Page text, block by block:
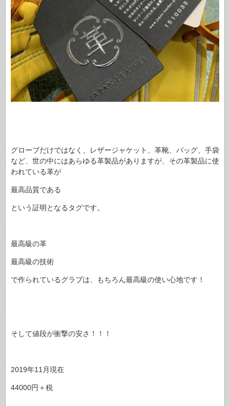
グローブだけではなく、レザージャケット、革靴、バッグ、手袋
など、世の中にはあらゆる革製品がありますが、その革製品に使
われている革が
最高品質である
という証明となるタグです。
最高級の革
最高級の技術
で作られているグラブは、もちろん最高級の使い心地です！
そして値段が衝撃の安さ！！！
2019年11月現在
44000円＋税